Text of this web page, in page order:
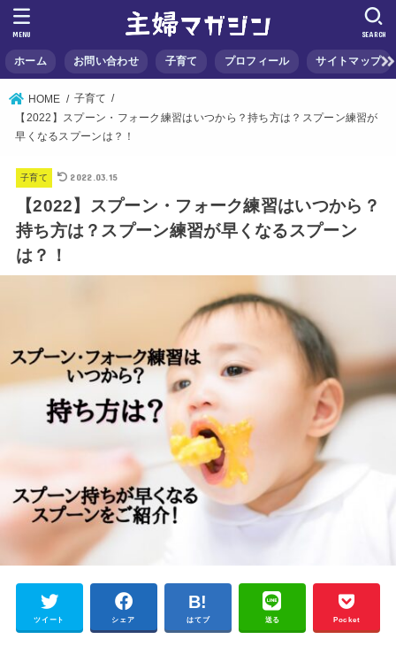
ホーム お問い合わせ 子育て プロフィール サイトマップ
SEARCH
MENU
HOME
子育て
【2022】スプーン・フォーク練習はいつから？持ち方は？スプーン練習が
早くなるスプーンは？！
子育て 2022.03.15
【2022】スプーン・フォーク練習はいつから？
持ち方は？スプーン練習が早くなるスプーン
は？！
ツイート シェア はてブ 送る Pocket